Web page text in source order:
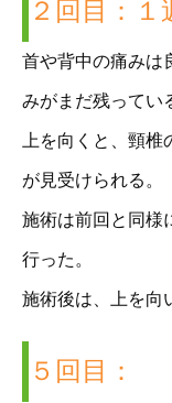
２回目：１
首や背中の痛みは
みがまだ残ってい
上を向くと、頸
が見受けられる。
施術は前回と同様
行った。
施術後は、上を向
５回目：